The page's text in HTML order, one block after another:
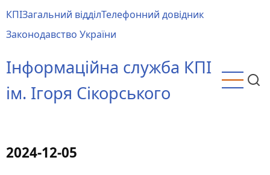
до
основного
КПІЗагальний відділТелефонний довідник
Законодавство України
Інформаційна служба КПІ
ім. Ігоря Сікорського
2024-12-05